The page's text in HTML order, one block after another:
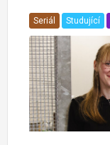
Seriál Studující